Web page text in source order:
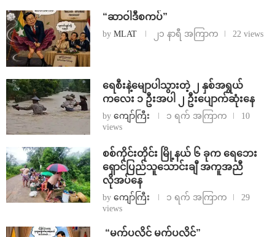
“ဆာဝါဒီစကပ်”
by MLAT ၂၁ နာရီ အကြာက 22 views
ရေစီးနဲ့မျောပါသွားတဲ့ ၂ နှစ်အရွယ်
ကလေး ၁ ဦးအပါ ၂ ဦးပျောက်ဆုံးနေ
by ကျော်ကြီး ၁ ရက် အကြာက
10
views
စစ်ကိုင်းတိုင်း မြို့နယ် ၆ ခုက ရေဘေး
ရှောင်ပြည်သူသောင်းချီ အကူအညီ
လိုအပ်နေ
by ကျော်ကြီး ၁ ရက် အကြာက
29
views
⁨ ⁨“မက်ပလိုင် မက်ပလိုင်”